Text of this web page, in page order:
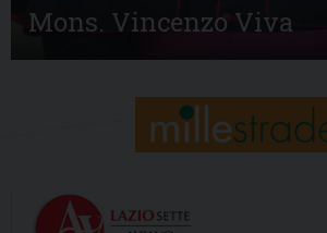
Mons. Vincenzo Viva